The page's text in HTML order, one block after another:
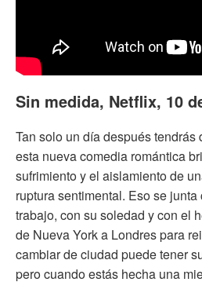
Sin medida, Netflix, 10
Tan solo un día después
esta nueva comedia romántica
sufrimiento y el aislamiento de
ruptura sentimental. Eso se
trabajo, con su soledad y con el
de Nueva York a Londres para
cambiar de ciudad puede tener
pero cuando estás hecha una